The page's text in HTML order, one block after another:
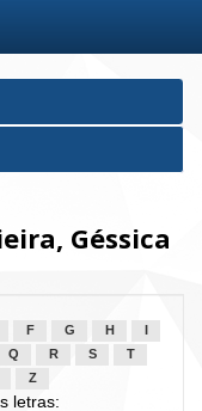
Géssica
F G H
Q R S
T
Z
letras: